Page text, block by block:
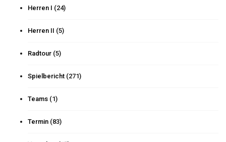
Herren I (24)
Herren II (5)
Radtour (5)
Spielbericht (271)
Teams (1)
Termin (83)